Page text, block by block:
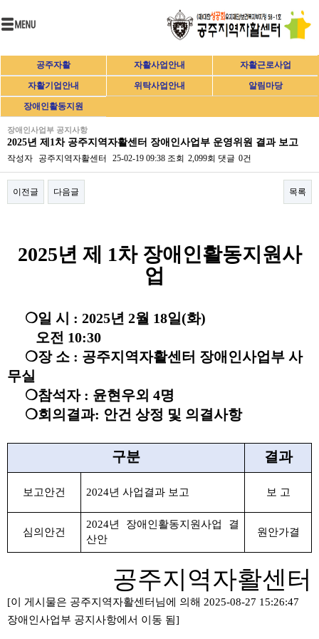
공주자활 자활사업안내 자활근로사업
자활기업안내 위탁사업안내 알림마당
장애인활동지원
장애인사업부 공지사항
2025년 제1차 공주지역자활센터 장애인사업부 운영위원 결과 보고
작성자 공주지역자활센터 25-02-19 09:38 조회 2,099회 댓글 0건
이전글 다음글 목록
2025년 제 1차 장애인활동지원사
업
❍일 시 : 2025년 2월 18일(화)
오전 10:30
❍장 소 : 공주지역자활센터 장애인사업부 사
무실
❍참석자 : 윤현우외 4명
❍회의결과: 안건 상정 및 의결사항
구분 결과
보고안건 2024년 사업결과 보고 보 고
심의안건
2024년 장애인활동지원사업 결
산안
원안가결
공주지역자활센터
[이 게시물은 공주지역자활센터님에 의해 2025-08-27 15:26:47
장애인사업부 공지사항에서 이동 됨]